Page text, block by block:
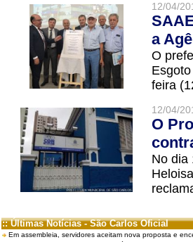
12/04/
a
O
feira
12/04/
O
No dia
:: Últimas Notícias - São Carlos Oficial
Em assembleia, servidores aceitam nova proposta e